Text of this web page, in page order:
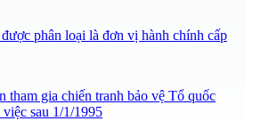
phân loại là đơn vị hành chính cấp
tham gia chiến tranh bảo vệ Tổ quốc
sau 1/1/1995